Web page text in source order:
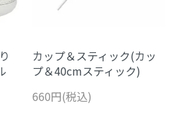
カップ＆スティック(カッ
プ＆40cmスティック)
660円(税込)